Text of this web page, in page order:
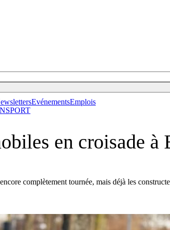
EvénementsEmplois
en croisade à
complètement tournée, mais déjà les